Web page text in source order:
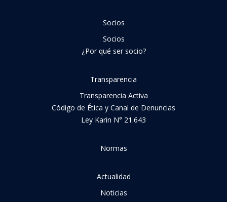
Socios
Socios
¿Por qué ser socio?
Transparencia
Transparencia Activa
Código de Ética y Canal de Denuncias
Ley Karin N° 21.643
Normas
Actualidad
Noticias